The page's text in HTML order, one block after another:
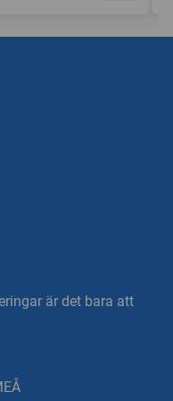
är det bara att